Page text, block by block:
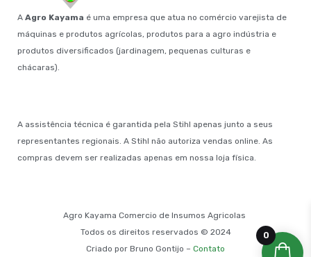
A Agro Kayama é uma empresa que atua no comércio varejista de
máquinas e produtos agrícolas, produtos para a agro indústria e
produtos diversificados (jardinagem, pequenas culturas e
chácaras).
A assistência técnica é garantida pela Stihl apenas junto a seus
representantes regionais. A Stihl não autoriza vendas online. As
compras devem ser realizadas apenas em nossa loja física.
Agro Kayama Comercio de Insumos Agricolas
Todos os direitos reservados © 2024
Criado por Bruno Gontijo – Contato
0